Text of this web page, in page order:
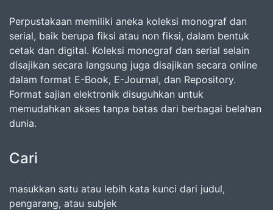
Perpustakaan memiliki aneka koleksi monograf dan
serial, baik berupa fiksi atau non fiksi, dalam bentuk
cetak dan digital. Koleksi monograf dan serial selain
disajikan secara langsung juga disajikan secara online
dalam format E-Book, E-Journal, dan Repository.
Format sajian elektronik disuguhkan untuk
memudahkan akses tanpa batas dari berbagai belahan
dunia.
Cari
masukkan satu atau lebih kata kunci dari judul,
pengarang, atau subjek